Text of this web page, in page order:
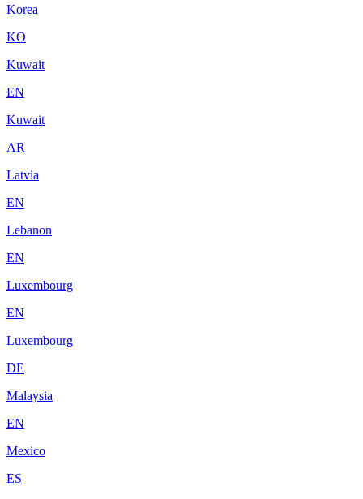
Korea
KO
Kuwait
EN
Kuwait
AR
Latvia
EN
Lebanon
EN
Luxembourg
EN
Luxembourg
DE
Malaysia
EN
Mexico
ES